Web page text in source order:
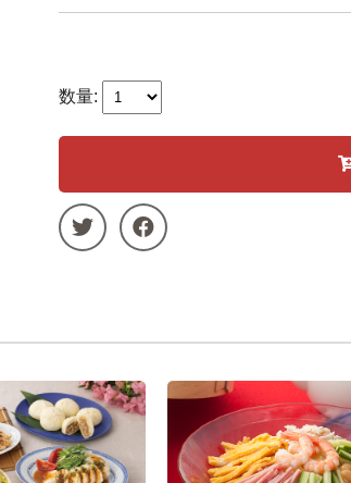
数量: